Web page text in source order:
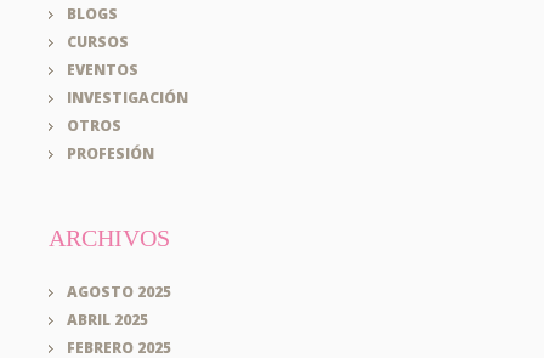
BLOGS
CURSOS
EVENTOS
INVESTIGACIÓN
OTROS
PROFESIÓN
ARCHIVOS
AGOSTO 2025
ABRIL 2025
FEBRERO 2025